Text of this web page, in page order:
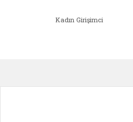
Kadın Girişimci